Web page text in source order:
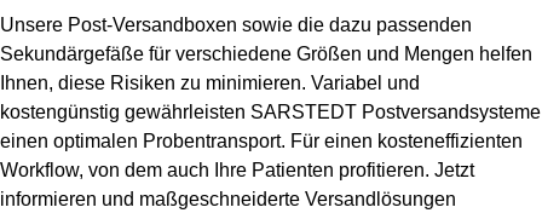
Unsere Post-Versandboxen sowie die dazu passenden
Sekundärgefäße für verschiedene Größen und Mengen helfen
Ihnen, diese Risiken zu minimieren. Variabel und
kostengünstig gewährleisten SARSTEDT Postversandsysteme
einen optimalen Probentransport. Für einen kosteneffizienten
Workflow, von dem auch Ihre Patienten profitieren. Jetzt
informieren und maßgeschneiderte Versandlösungen